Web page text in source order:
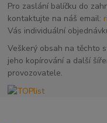
Pro zaslání balíčku do
kontaktujte na náš email:
Vás individuální
Veškerý obsah na těchto
jeho kopírování a další
provozovatele.